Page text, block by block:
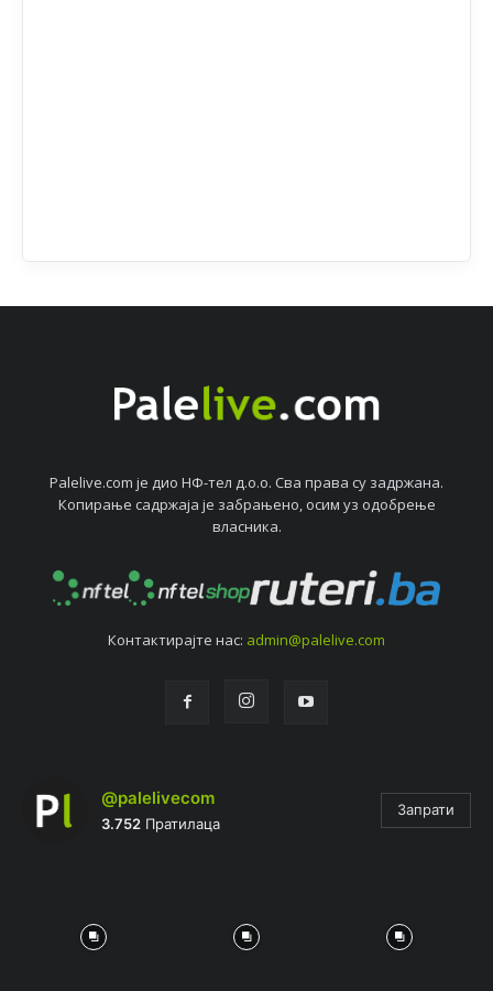
Palelive.com јe дио НФ-тeл д.о.о. Сва права су задржана.
Копирањe садржаја јe забрањeно, осим уз одобрeњe
власника.
Контактирајтe нас: admin@palelive.com
@palelivecom
3.752 Пратилаца
Запрати